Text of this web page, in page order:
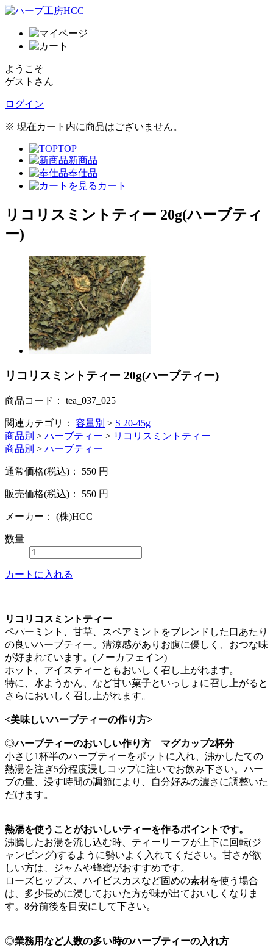
ようこそ
ゲストさん
ログイン
※ 現在カート内に商品はございません。
TOP
新商品
奉仕品
カート
リコリスミントティー 20g(ハーブティ
ー)
リコリスミントティー 20g(ハーブティー)
商品コード： tea_037_025
関連カテゴリ： 容量別 > S 20-45g
商品別 > ハーブティー > リコリスミントティー
商品別 > ハーブティー
通常価格(税込)： 550 円
販売価格(税込)： 550 円
メーカー： (株)HCC
数量
カートに入れる
リコリコスミントティー
ペパーミント、甘草、スペアミントをブレンドした口あたり
の良いハーブティー。清涼感がありお腹に優しく、おつな味
が好まれています。(ノーカフェイン)
ホット、アイスティーともおいしく召し上がれます。
特に、水ようかん、など甘い菓子といっしょに召し上がると
さらにおいしく召し上がれます。
<美味しいハーブティーの作り方>
◎ハーブティーのおいしい作り方 マグカップ2杯分
小さじ1杯半のハーブティーをポットに入れ、沸かしたての
熱湯を注ぎ5分程度浸しコップに注いでお飲み下さい。ハー
ブの量、浸す時間の調節により、自分好みの濃さに調整いた
だけます。
熱湯を使うことがおいしいティーを作るポイントです。
沸騰したお湯を流し込む時、ティーリーフが上下に回転(ジ
ャンピング)するように勢いよく入れてください。甘さが欲
しい方は、ジャムや蜂蜜がおすすめです。
ローズヒップス、ハイビスカスなど固めの素材を使う場合
は、多少長めに浸しておいた方が味が出ておいしくなりま
す。8分前後を目安にして下さい。
◎業務用など人数の多い時のハーブティーの入れ方